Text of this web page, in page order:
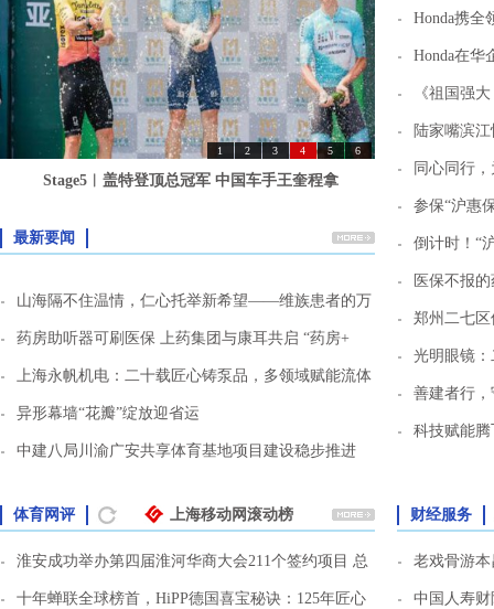
1 2 3 4 5 6
Stage5︱盖特登顶总冠军 中国车手王奎程拿
最新要闻
山海隔不住温情，仁心托举新希望——维族患者的万
药房助听器可刷医保 上药集团与康耳共启 “药房+
上海永帆机电：二十载匠心铸泵品，多领域赋能流体
异形幕墙“花瓣”绽放迎省运
中建八局川渝广安共享体育基地项目建设稳步推进
Honda携全
Honda在华
《祖国强
陆家嘴滨
同心同行
参保“沪惠
倒计时！“
医保不报
郑州二七
光明眼镜
善建者行
科技赋能
体育网评 上海移动网滚动榜
更多
淮安成功举办第四届淮河华商大会211个签约项目 总
十年蝉联全球榜首，HiPP德国喜宝秘诀：125年匠心
财经服务
刷新
老戏骨游
中国人寿